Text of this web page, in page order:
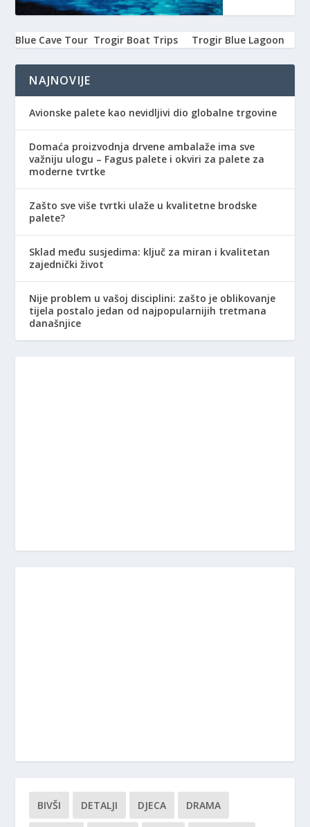
Blue Cave Tour Trogir Boat Trips Trogir Blue Lagoon
NAJNOVIJE
Avionske palete kao nevidljivi dio globalne trgovine
Domaća proizvodnja drvene ambalaže ima sve
važniju ulogu – Fagus palete i okviri za palete za
moderne tvrtke
Zašto sve više tvrtki ulaže u kvalitetne brodske
palete?
Sklad među susjedima: ključ za miran i kvalitetan
zajednički život
Nije problem u vašoj disciplini: zašto je oblikovanje
tijela postalo jedan od najpopularnijih tretmana
današnjice
BIVŠI DETALJI DJECA DRAMA